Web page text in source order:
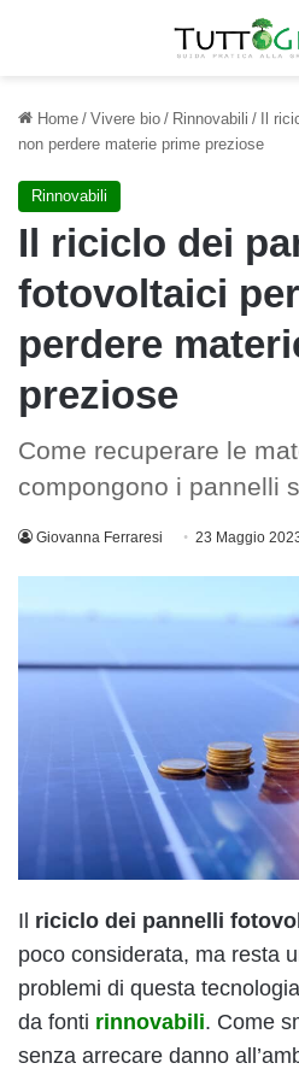
Home / Vivere bio / Rinnovabili / Il
non perdere materie prime preziose
Rinnovabili
Il riciclo dei
fotovoltaici
perdere
preziose
Come recuperare le
compongono i pannelli
Giovanna Ferraresi 23 Maggio
Il riciclo dei pannelli
poco considerata, ma resta
problemi di questa
da fonti rinnovabili. Come
senza arrecare danno